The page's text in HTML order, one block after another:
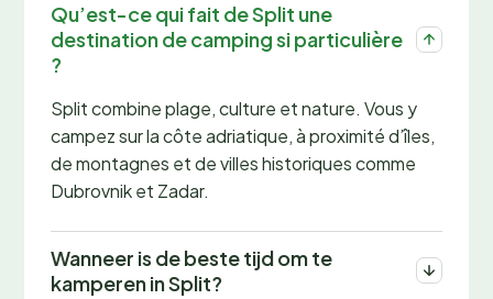
Qu’est-ce qui fait de Split une
destination de camping si particulière
?
Split combine plage, culture et nature. Vous y
campez sur la côte adriatique, à proximité d’îles,
de montagnes et de villes historiques comme
Dubrovnik et Zadar.
Wanneer is de beste tijd om te
kamperen in Split?